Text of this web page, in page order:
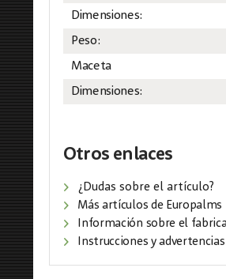
Dimensiones:
Peso:
Maceta
Dimensiones:
Otros enlaces
¿Dudas sobre el artículo?
Más artículos de Europalms
Información sobre el
Instrucciones y